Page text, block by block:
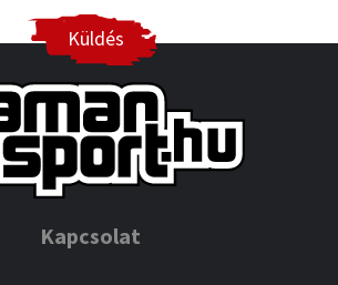
Küldés
Kapcsolat